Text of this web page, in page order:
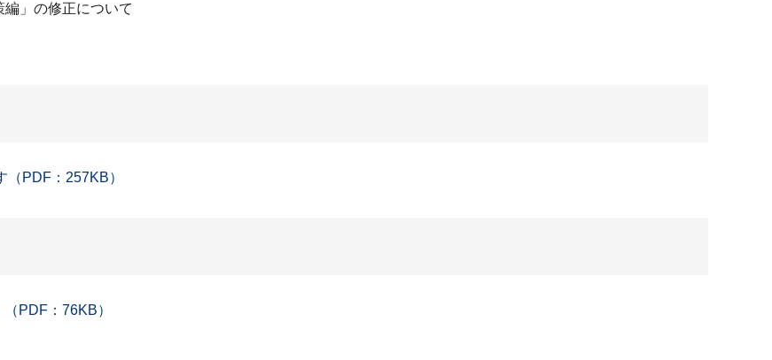
」の修正について
（PDF：257KB）
PDF：76KB）